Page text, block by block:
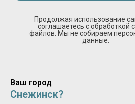
Продолжая использование
соглашаетесь с обработкой
файлов. Мы не собираем
данные.
Ваш город
Снежинск?